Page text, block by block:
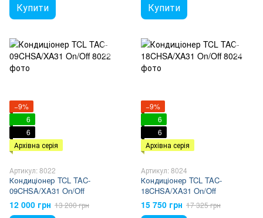
Купити Купити
−9%
6
6
Архівна серія
Артикул: 8022
Кондиціонер TCL TAC-
09CHSA/XA31 On/Off
12 000 грн 13 200 грн
−9%
6
6
Архівна серія
Артикул: 8024
Кондиціонер TCL TAC-
18CHSA/XA31 On/Off
15 750 грн 17 325 грн